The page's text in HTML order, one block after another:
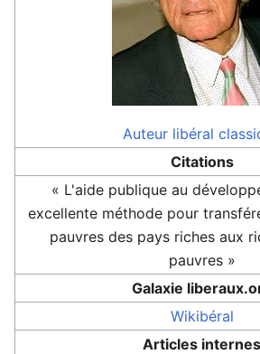
Auteur libéral
Citations
« L'aide publique au
excellente méthode pour
pauvres des pays riches aux
pauvres »
Galaxie
Wikibéral
Articles internes